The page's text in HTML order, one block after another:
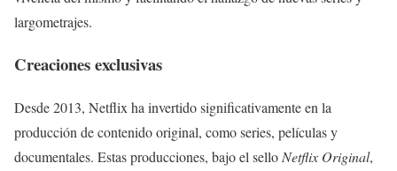
largometrajes.
Creaciones exclusivas
Desde 2013, Netflix ha invertido significativamente en la
producción de contenido original, como series, películas y
documentales. Estas producciones, bajo el sello Netflix Original,